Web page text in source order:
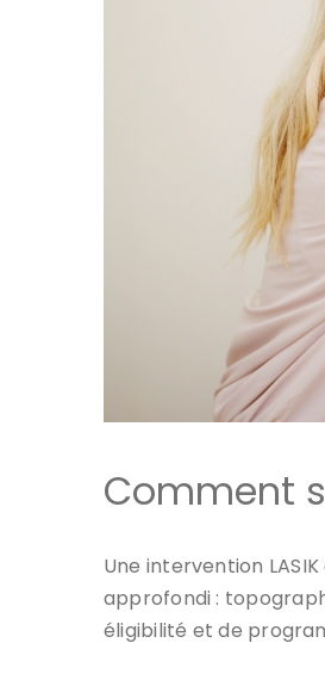
Comment
Une intervention
approfondi :
éligibilité et de